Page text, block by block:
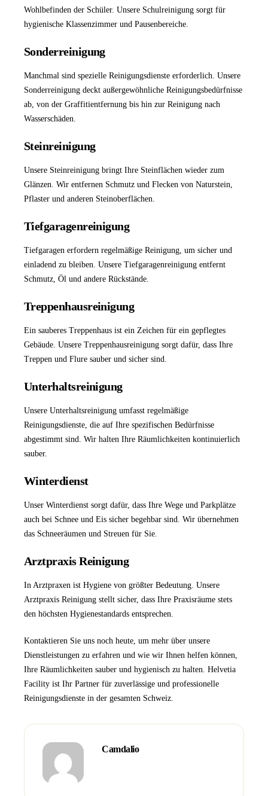
Wohlbefinden der Schüler. Unsere Schulreinigung sorgt für
hygienische Klassenzimmer und Pausenbereiche.
Sonderreinigung
Manchmal sind spezielle Reinigungsdienste erforderlich. Unsere
Sonderreinigung deckt außergewöhnliche Reinigungsbedürfnisse
ab, von der Graffitientfernung bis hin zur Reinigung nach
Wasserschäden.
Steinreinigung
Unsere Steinreinigung bringt Ihre Steinflächen wieder zum
Glänzen. Wir entfernen Schmutz und Flecken von Naturstein,
Pflaster und anderen Steinoberflächen.
Tiefgaragenreinigung
Tiefgaragen erfordern regelmäßige Reinigung, um sicher und
einladend zu bleiben. Unsere Tiefgaragenreinigung entfernt
Schmutz, Öl und andere Rückstände.
Treppenhausreinigung
Ein sauberes Treppenhaus ist ein Zeichen für ein gepflegtes
Gebäude. Unsere Treppenhausreinigung sorgt dafür, dass Ihre
Treppen und Flure sauber und sicher sind.
Unterhaltsreinigung
Unsere Unterhaltsreinigung umfasst regelmäßige
Reinigungsdienste, die auf Ihre spezifischen Bedürfnisse
abgestimmt sind. Wir halten Ihre Räumlichkeiten kontinuierlich
sauber.
Winterdienst
Unser Winterdienst sorgt dafür, dass Ihre Wege und Parkplätze
auch bei Schnee und Eis sicher begehbar sind. Wir übernehmen
das Schneeräumen und Streuen für Sie.
Arztpraxis Reinigung
In Arztpraxen ist Hygiene von größter Bedeutung. Unsere
Arztpraxis Reinigung stellt sicher, dass Ihre Praxisräume stets
den höchsten Hygienestandards entsprechen.
Kontaktieren Sie uns noch heute, um mehr über unsere
Dienstleistungen zu erfahren und wie wir Ihnen helfen können,
Ihre Räumlichkeiten sauber und hygienisch zu halten. Helvetia
Facility ist Ihr Partner für zuverlässige und professionelle
Reinigungsdienste in der gesamten Schweiz.
Camdalio